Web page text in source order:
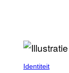
Identiteit